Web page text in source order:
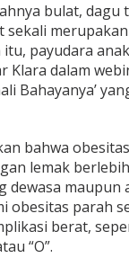
bulat, dagu
sekali
itu, payudara
Klara dalam
Bahayanya’
bahwa
lemak
dewasa maupun
obesitas parah
berat,
“O”.